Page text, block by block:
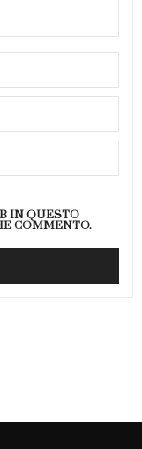
IN QUESTO
COMMENTO.